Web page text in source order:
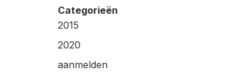
Categorieën
2015
2020
aanmelden